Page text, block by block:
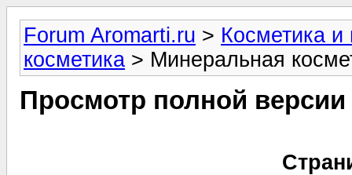
Forum Aromarti.ru > Косметика
косметика > Минеральная
Просмотр полной